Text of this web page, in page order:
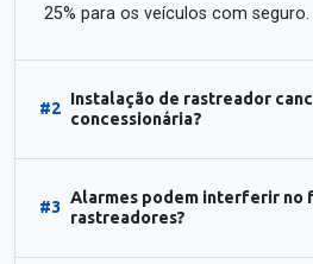
25% para os veículos com seguro.
#2
Instalação de rastreador
concessionária?
#3
Alarmes podem interferir no
rastreadores?